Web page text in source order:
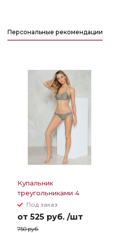
Персональные рекомендации
Купальник
треугольниками 4
полоски между грудей
Под заказ
от 525 руб. /шт
750 руб.